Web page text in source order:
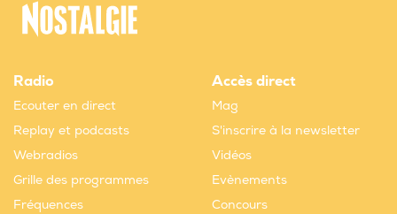
Radio
Ecouter en direct
Replay et podcasts
Webradios
Grille des programmes
Fréquences
Accès direct
Mag
S'inscrire à la newsletter
Vidéos
Evènements
Concours